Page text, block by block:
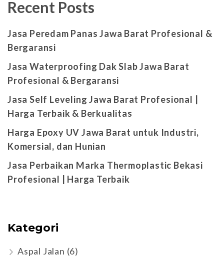
Recent Posts
Jasa Peredam Panas Jawa Barat Profesional &
Bergaransi
Jasa Waterproofing Dak Slab Jawa Barat
Profesional & Bergaransi
Jasa Self Leveling Jawa Barat Profesional |
Harga Terbaik & Berkualitas
Harga Epoxy UV Jawa Barat untuk Industri,
Komersial, dan Hunian
Jasa Perbaikan Marka Thermoplastic Bekasi
Profesional | Harga Terbaik
Kategori
Aspal Jalan (6)